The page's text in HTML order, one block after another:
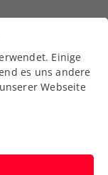
Einige
es uns andere
Webseite